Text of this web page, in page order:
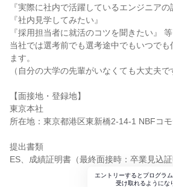
『実際に社内で活躍しているエンジニアの
『社内見学してみたい』
『採用担当者に就活のコツを聞きたい』 等
当社では選考前でも選考途中でもいつで
ます。
（自分の大学の先輩がいなくても大丈夫で
【面接地・登録地】
東京本社
所在地：東京都港区東新橋2-14-1 NBFコ
提出書類
ES、成績証明書（最終面接時：卒業見込証
エントリーするとプログラ
受け取れるようにな